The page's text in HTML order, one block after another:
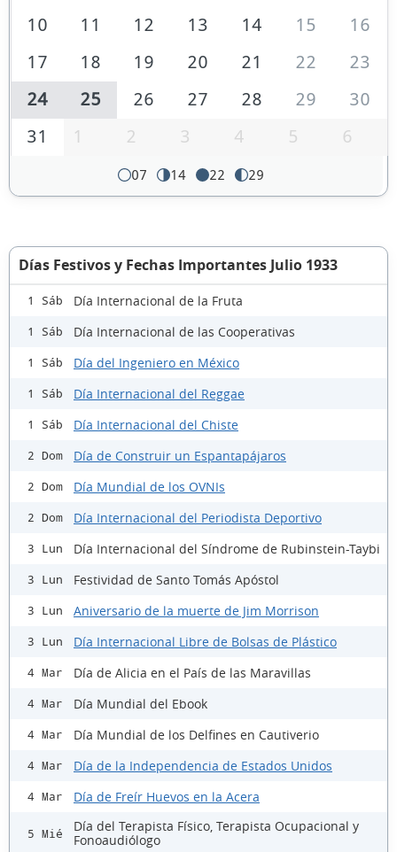
10
11 12 13 14 15
16
17
18 19 20 21 22
23
24
25 26 27 28 29
30
31
1 2 3 4 5 6
07 14 22 29
Días Festivos y Fechas Importantes Julio 1933
1 Sáb Día Internacional de la Fruta
1 Sáb Día Internacional de las Cooperativas
1 Sáb Día del Ingeniero en México
1 Sáb Día Internacional del Reggae
1 Sáb Día Internacional del Chiste
2 Dom Día de Construir un Espantapájaros
2 Dom Día Mundial de los OVNIs
2 Dom Día Internacional del Periodista Deportivo
3 Lun Día Internacional del Síndrome de Rubinstein-Taybi
3 Lun Festividad de Santo Tomás Apóstol
3 Lun Aniversario de la muerte de Jim Morrison
3 Lun Día Internacional Libre de Bolsas de Plástico
4 Mar Día de Alicia en el País de las Maravillas
4 Mar Día Mundial del Ebook
4 Mar Día Mundial de los Delfines en Cautiverio
4 Mar Día de la Independencia de Estados Unidos
4 Mar Día de Freír Huevos en la Acera
5 Mié
Día del Terapista Físico, Terapista Ocupacional y
Fonoaudiólogo